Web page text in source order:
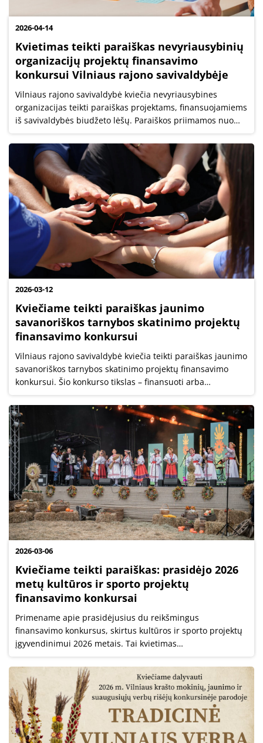
2026-04-14
Kvietimas teikti paraiškas nevyriausybinių
organizacijų projektų finansavimo
konkursui Vilniaus rajono savivaldybėje
Vilniaus rajono savivaldybė kviečia nevyriausybines
organizacijas teikti paraiškas projektams, finansuojamiems
iš savivaldybės biudžeto lėšų. Paraiškos priimamos nuo
2026 m. balandžio 14 d. iki 2026 m. gegužės 8 d. 23.59 val.
2026-03-12
Kviečiame teikti paraiškas jaunimo
savanoriškos tarnybos skatinimo projektų
finansavimo konkursui
Vilniaus rajono savivaldybė kviečia teikti paraiškas jaunimo
savanoriškos tarnybos skatinimo projektų finansavimo
konkursui. Šio konkurso tikslas – finansuoti arba
kofinansuoti savanorišką veiklą organizuojančių
organizacijų (toliau – SVOO)...
2026-03-06
Kviečiame teikti paraiškas: prasidėjo 2026
metų kultūros ir sporto projektų
finansavimo konkursai
Primename apie prasidėjusius du reikšmingus
finansavimo konkursus, skirtus kultūros ir sporto projektų
įgyvendinimui 2026 metais. Tai kvietimas
bendruomenėms, įstaigoms ir organizacijoms kartu kurti
šių metų renginių kalendorių, burti bendruomenę...